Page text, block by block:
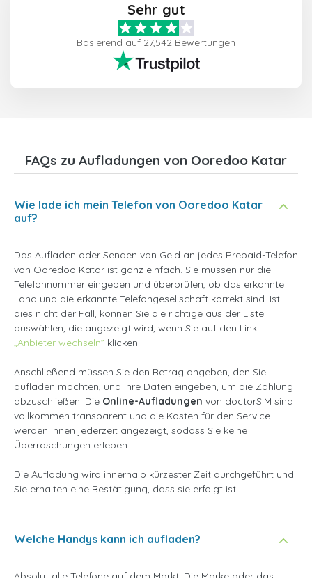
Sehr gut
Basierend auf 27,542 Bewertungen
FAQs zu Aufladungen von Ooredoo Katar
Wie lade ich mein Telefon von Ooredoo Katar
auf?
Das Aufladen oder Senden von Geld an jedes Prepaid-Telefon
von Ooredoo Katar ist ganz einfach. Sie müssen nur die
Telefonnummer eingeben und überprüfen, ob das erkannte
Land und die erkannte Telefongesellschaft korrekt sind. Ist
dies nicht der Fall, können Sie die richtige aus der Liste
auswählen, die angezeigt wird, wenn Sie auf den Link
„Anbieter wechseln” klicken.
Anschließend müssen Sie den Betrag angeben, den Sie
aufladen möchten, und Ihre Daten eingeben, um die Zahlung
abzuschließen. Die Online-Aufladungen von doctorSIM sind
vollkommen transparent und die Kosten für den Service
werden Ihnen jederzeit angezeigt, sodass Sie keine
Überraschungen erleben.
Die Aufladung wird innerhalb kürzester Zeit durchgeführt und
Sie erhalten eine Bestätigung, dass sie erfolgt ist.
Welche Handys kann ich aufladen?